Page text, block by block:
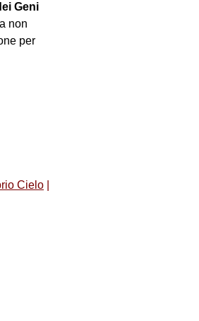
Geni
non
per
Cielo